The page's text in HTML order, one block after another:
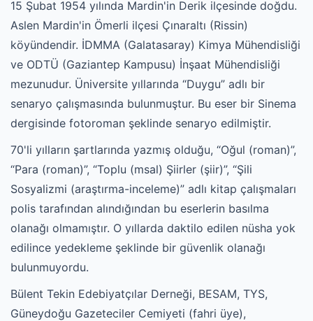
15 Şubat 1954 yılında Mardin'in Derik ilçesinde doğdu.
Aslen Mardin'in Ömerli ilçesi Çınaraltı (Rissin)
köyündendir. İDMMA (Galatasaray) Kimya Mühendisliği
ve ODTÜ (Gaziantep Kampusu) İnşaat Mühendisliği
mezunudur. Üniversite yıllarında “Duygu” adlı bir
senaryo çalışmasında bulunmuştur. Bu eser bir Sinema
dergisinde fotoroman şeklinde senaryo edilmiştir.
70'li yılların şartlarında yazmış olduğu, “Oğul (roman)”,
“Para (roman)”, “Toplu (msal) Şiirler (şiir)”, “Şili
Sosyalizmi (araştırma-inceleme)” adlı kitap çalışmaları
polis tarafından alındığından bu eserlerin basılma
olanağı olmamıştır. O yıllarda daktilo edilen nüsha yok
edilince yedekleme şeklinde bir güvenlik olanağı
bulunmuyordu.
Bülent Tekin Edebiyatçılar Derneği, BESAM, TYS,
Güneydoğu Gazeteciler Cemiyeti (fahri üye),